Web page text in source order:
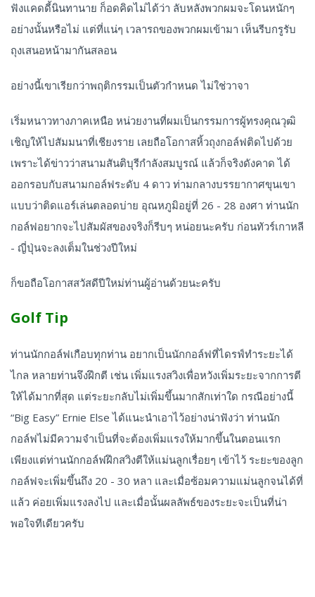
ฟังแคดดี้นินทานาย ก็อดคิดไม่ได้ว่า ลับหลังพวกผมจะโดนหนักๆ
อย่างนั้นหรือไม่ แต่ที่แน่ๆ เวลารถของพวกผมเข้ามา เห็นรีบกรูรับ
ถุงเสนอหน้ามากันสลอน
อย่างนี้เขาเรียกว่าพฤติกรรมเป็นตัวกำหนด ไม่ใช่วาจา
เริ่มหนาวทางภาคเหนือ หน่วยงานที่ผมเป็นกรรมการผู้ทรงคุณวุฒิ
เชิญให้ไปสัมมนาที่เชียงราย เลยถือโอกาสหิ้วถุงกอล์ฟติดไปด้วย
เพราะได้ข่าวว่าสนามสันติบุรีกำลังสมบูรณ์ แล้วก็จริงดังคาด ได้
ออกรอบกับสนามกอล์ฟระดับ 4 ดาว ท่ามกลางบรรยากาศขุนเขา
แบบว่าติดแอร์เล่นตลอดบ่าย อุณหภูมิอยู่ที่ 26 - 28 องศา ท่านนัก
กอล์ฟอยากจะไปสัมผัสของจริงก็รีบๆ หน่อยนะครับ ก่อนทัวร์เกาหลี
- ญี่ปุ่นจะลงเต็มในช่วงปีใหม่
ก็ขอถือโอกาสสวัสดีปีใหม่ท่านผู้อ่านด้วยนะครับ
Golf Tip
ท่านนักกอล์ฟเกือบทุกท่าน อยากเป็นนักกอล์ฟที่ไดรฟ์ทำระยะได้
ไกล หลายท่านจึงฝึกตี เช่น เพิ่มแรงสวิงเพื่อหวังเพิ่มระยะจากการตี
ให้ได้มากที่สุด แต่ระยะกลับไม่เพิ่มขึ้นมากสักเท่าใด กรณีอย่างนี้
“Big Easy” Ernie Else ได้แนะนำเอาไว้อย่างน่าฟังว่า ท่านนัก
กอล์ฟไม่มีความจำเป็นที่จะต้องเพิ่มแรงให้มากขึ้นในตอนแรก
เพียงแต่ท่านนักกอล์ฟฝึกสวิงตีให้แม่นลูกเรื่อยๆ เข้าไว้ ระยะของลูก
กอล์ฟจะเพิ่มขึ้นถึง 20 - 30 หลา และเมื่อซ้อมความแม่นลูกจนได้ที่
แล้ว ค่อยเพิ่มแรงลงไป และเมื่อนั้นผลลัพธ์ของระยะจะเป็นที่น่า
พอใจทีเดียวครับ